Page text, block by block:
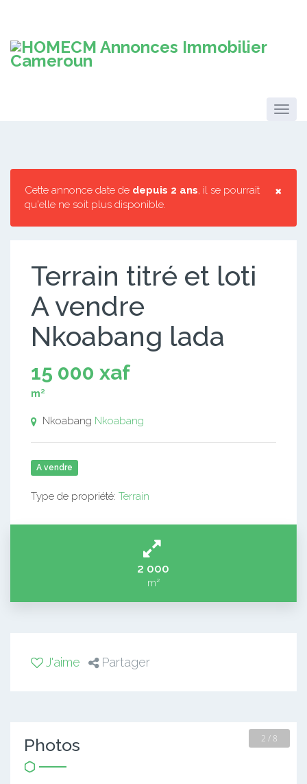
×
Cette annonce date de depuis 2 ans, il se pourrait
qu'elle ne soit plus disponible.
Terrain titré et loti
A vendre
Nkoabang lada
15 000 xaf
m²
Nkoabang Nkoabang
A vendre
Type de propriété: Terrain
2 000
m²
J'aime Partager
Photos 2 / 8